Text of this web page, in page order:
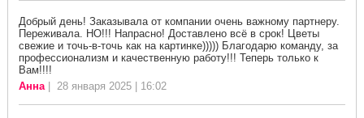
Добрый день! Заказывала от компании очень важному партнеру.
Переживала. НО!!! Напрасно! Доставлено всё в срок! Цветы
свежие и точь-в-точь как на картинке))))) Благодарю команду, за
профессионализм и качественную работу!!! Теперь только к
Вам!!!!
Анна| 28 января 2025 | 16:02